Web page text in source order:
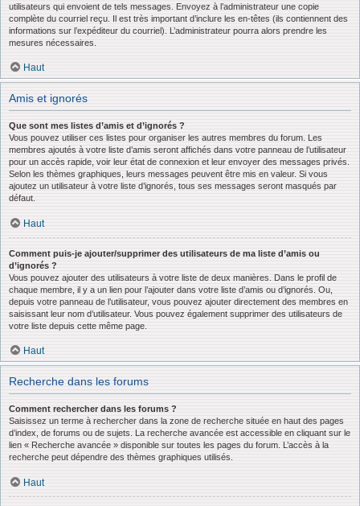
utilisateurs qui envoient de tels messages. Envoyez à l’administrateur une copie
complète du courriel reçu. Il est très important d’inclure les en-têtes (ils contiennent des
informations sur l’expéditeur du courriel). L’administrateur pourra alors prendre les
mesures nécessaires.
Haut
Amis et ignorés
Que sont mes listes d’amis et d’ignorés ?
Vous pouvez utiliser ces listes pour organiser les autres membres du forum. Les
membres ajoutés à votre liste d’amis seront affichés dans votre panneau de l’utilisateur
pour un accès rapide, voir leur état de connexion et leur envoyer des messages privés.
Selon les thèmes graphiques, leurs messages peuvent être mis en valeur. Si vous
ajoutez un utilisateur à votre liste d’ignorés, tous ses messages seront masqués par
défaut.
Haut
Comment puis-je ajouter/supprimer des utilisateurs de ma liste d’amis ou
d’ignorés ?
Vous pouvez ajouter des utilisateurs à votre liste de deux manières. Dans le profil de
chaque membre, il y a un lien pour l’ajouter dans votre liste d’amis ou d’ignorés. Ou,
depuis votre panneau de l’utilisateur, vous pouvez ajouter directement des membres en
saisissant leur nom d’utilisateur. Vous pouvez également supprimer des utilisateurs de
votre liste depuis cette même page.
Haut
Recherche dans les forums
Comment rechercher dans les forums ?
Saisissez un terme à rechercher dans la zone de recherche située en haut des pages
d’index, de forums ou de sujets. La recherche avancée est accessible en cliquant sur le
lien « Recherche avancée » disponible sur toutes les pages du forum. L’accès à la
recherche peut dépendre des thèmes graphiques utilisés.
Haut